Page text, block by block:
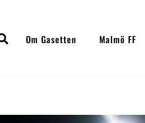
SearchOm Gasetten Malmö FF